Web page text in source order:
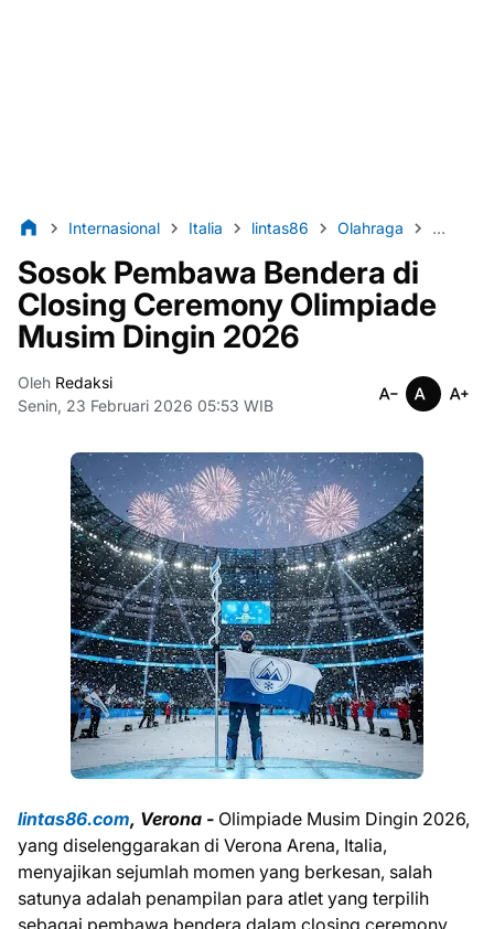
Internasional Italia lintas86 Olahraga
Sosok Pembawa Bendera di
Closing Ceremony Olimpiade
Musim Dingin 2026
Oleh Redaksi
Senin, 23 Februari 2026 05:53 WIB
lintas86.com, Verona - Olimpiade Musim Dingin 2026,
yang diselenggarakan di Verona Arena, Italia,
menyajikan sejumlah momen yang berkesan, salah
satunya adalah penampilan para atlet yang terpilih
sebagai pembawa bendera dalam closing ceremony.